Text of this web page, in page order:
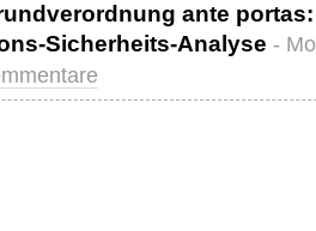
ante portas:
Sicherheits-Analyse -